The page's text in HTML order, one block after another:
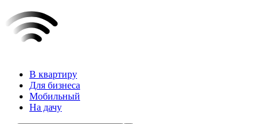
В квартиру
Для бизнеса
Мобильный
На дачу